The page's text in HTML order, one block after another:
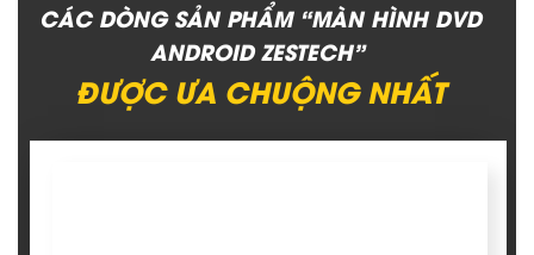
CÁC DÒNG SẢN PHẨM “MÀN HÌNH DVD
ANDROID ZESTECH”
ĐƯỢC ƯA CHUỘNG NHẤT